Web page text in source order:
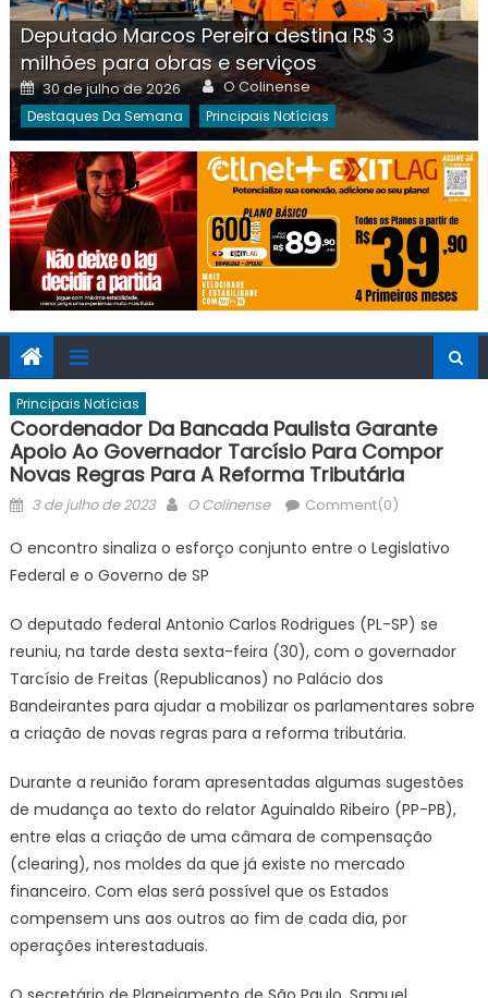
Deputado Marcos Pereira destina R$ 3
milhões para obras e serviços
Posted
on
30 de julho de 2026 Author
O Colinense
Destaques Da Semana Principais Notícias
Principais Notícias
Coordenador Da Bancada Paulista Garante
Apoio Ao Governador Tarcísio Para Compor
Novas Regras Para A Reforma Tributária
Posted
3 de julho de 2023 Author
O Colinense Comment(0)
O encontro sinaliza o esforço conjunto entre o Legislativo
Federal e o Governo de SP
O deputado federal Antonio Carlos Rodrigues (PL-SP) se
reuniu, na tarde desta sexta-feira (30), com o governador
Tarcísio de Freitas (Republicanos) no Palácio dos
Bandeirantes para ajudar a mobilizar os parlamentares sobre
a criação de novas regras para a reforma tributária.
Durante a reunião foram apresentadas algumas sugestões
de mudança ao texto do relator Aguinaldo Ribeiro (PP-PB),
entre elas a criação de uma câmara de compensação
(clearing), nos moldes da que já existe no mercado
financeiro. Com elas será possível que os Estados
compensem uns aos outros ao fim de cada dia, por
operações interestaduais.